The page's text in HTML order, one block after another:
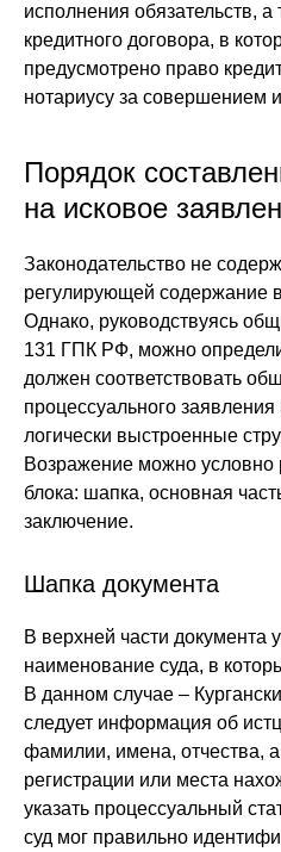
исполнения обязательств,
кредитного договора, в
предусмотрено право
нотариусу за совершением
Порядок
на исковое
Законодательство не
регулирующей содержание
Однако, руководствуясь
131 ГПК РФ, можно
должен соответствовать
процессуального
логически выстроенные
Возражение можно условно
блока: шапка, основная
заключение.
Шапка документа
В верхней части документа
наименование суда, в
В данном случае –
следует информация об
фамилии, имена, отчества,
регистрации или места
указать процессуальный
суд мог правильно